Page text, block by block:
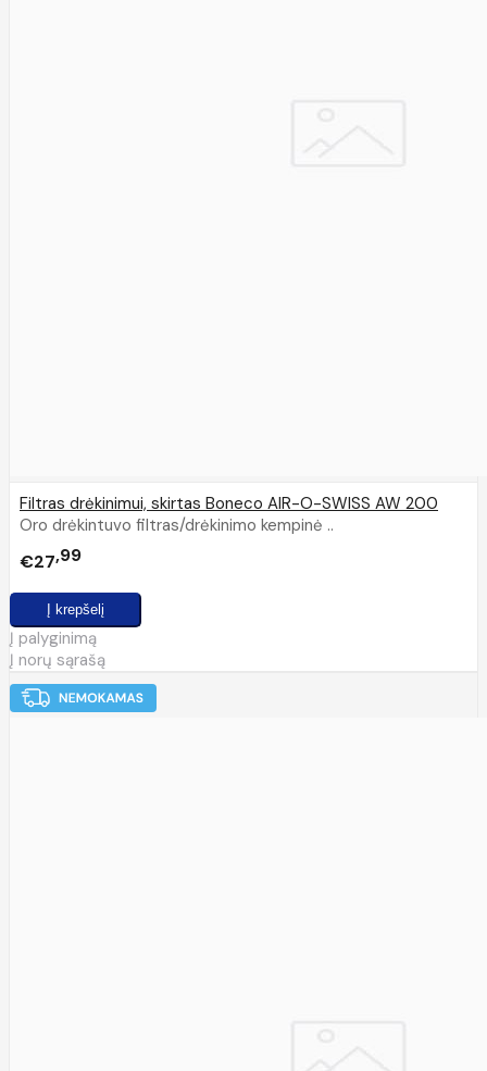
Filtras drėkinimui, skirtas Boneco AIR-O-SWISS AW 200
Oro drėkintuvo filtras/drėkinimo kempinė ..
€27 99
Į palyginimą
Į norų sąrašą